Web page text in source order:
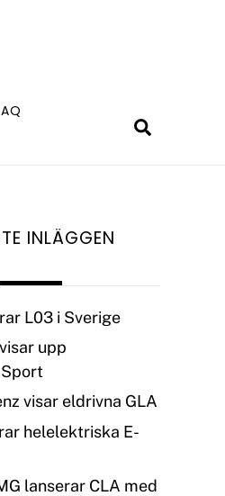
INLÄGGEN
L03 i Sverige
upp
visar eldrivna GLA
helelektriska E-
lanserar CLA med